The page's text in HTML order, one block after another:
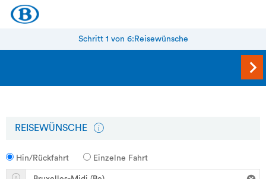
Schritt 1 von 6: Reisewünsche
REISEWÜNSCHE
Hin/Rückfahrt Einzelne Fahrt